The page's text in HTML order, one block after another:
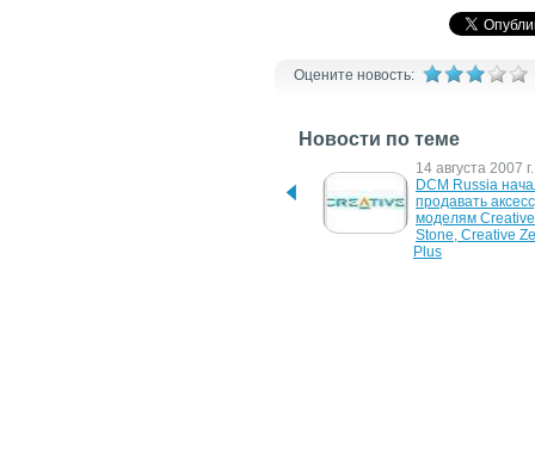
Оцените новость:
Новости по теме
Creative Zen X-Fi 2 – новое
поколение популярного
14 августа 2007 г.
DCM Russia
продавать
моделям
Stone, Creative
Plus